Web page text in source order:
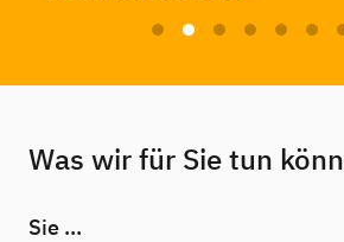
Was wir für Sie tun
Sie ...